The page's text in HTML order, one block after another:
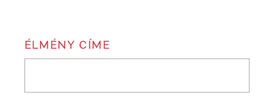
ÉLMÉNY CÍME